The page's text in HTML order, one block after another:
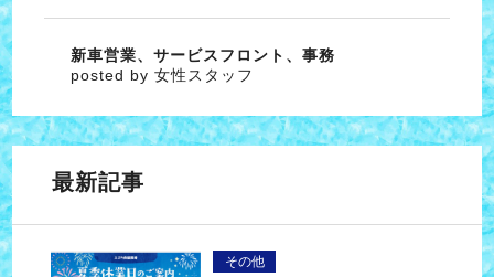
新車営業、サービスフロント、事務
posted by 女性スタッフ
最新記事
その他